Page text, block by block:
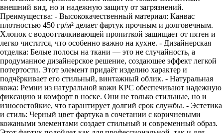
внешний вид, но и надежную защиту от загрязнений.
Преимущества: - Высококачественный материал: Канвас
плотностью 450 гр/м² делает фартук прочным и долговечным.
Хлопок с водоотталкивающей пропиткой защищает от пятен и
легко чистится, что особенно важно на кухне. - Дизайнерская
отделка: Белые полосы на ткани — это не случайность, а
продуманное дизайнерское решение, создающее эффект легкой
потертости. Этот элемент придаёт изделию характер и
подчёркивает его стильный, винтажный облик. - Натуральная
кожа: Ремни из натуральной кожи КРС обеспечивают надежную
фиксацию и комфорт в носке. Они не только стильные, но и
износостойкие, что гарантирует долгий срок службы. - Эстетика
и стиль: Черный цвет фартука в сочетании с коричневыми
кожаными элементами создает стильный и современный образ.